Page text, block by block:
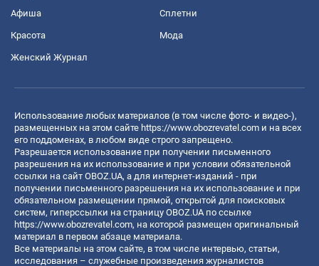
Афиша Сплетни
Красота Мода
Женский Журнал
Использование любых материалов (в том числе фото- и видео-),
размещенных на этом сайте https://www.obozrevatel.com и на всех
его поддоменах, в любом виде строго запрещено.
Разрешается использование при получении письменного
разрешения на их использование и при условии обязательной
ссылки на сайт OBOZ.UA, а для интернет-изданий - при
получении письменного разрешения на их использование и при
обязательном размещении прямой, открытой для поисковых
систем, гиперссылки на страницу OBOZ.UA по ссылке
https://www.obozrevatel.com, на которой размещен оригинальный
материал в первом абзаце материала.
Все материалы на этом сайте, в том числе интервью, статьи,
исследования – служебные произведения журналистов